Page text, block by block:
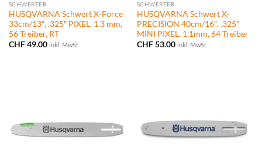
SCHWERTER
HUSQVARNA Schwert X-Force
33cm/13″, .325″ PIXEL, 1.3 mm,
56 Treiber, RT
CHF49.00 inkl. MwSt
SCHWERTER
HUSQVARNA Schwert X-
PRECISION 40cm/16″, .325″
MINI PIXEL, 1.1mm, 64 Treiber
CHF53.00 inkl. MwSt